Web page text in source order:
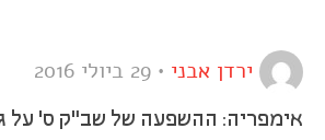
ירדן אבני • 29 ביולי 2016
אימפריה: ההשפעה של שב"ק ס' על